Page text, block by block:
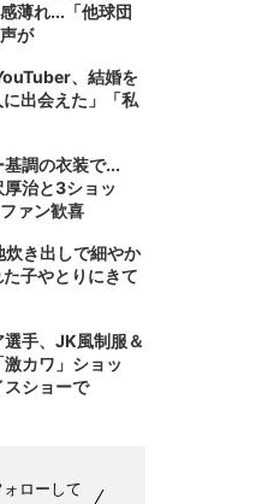
薄れ...「他球団
が
、結婚を
出会えた」「私
調の衣装で...
厚治と3ショッ
ァン歓喜
炊き出しで細やか
子やとりにきて
選手、JK風制服＆
カワ」ショッ
ショーで
ォローして